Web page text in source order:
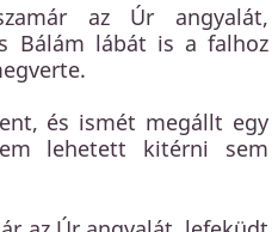
az Úr angyalát,
Bálám lábát is a falhoz
és ismét megállt egy
lehetett kitérni sem